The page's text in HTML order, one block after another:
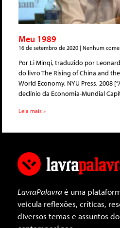
Meu 1989
16 de setembro de 2020 Nenhum
Por Li Minqi, traduzido por
do livro The Rising of China and
World Economy, NYU Press, 2008
declínio da Economia-Mundial
Leia mais »
LavraPalavraé uma
veicula reflexões, críticas,
diversos temas e assuntos